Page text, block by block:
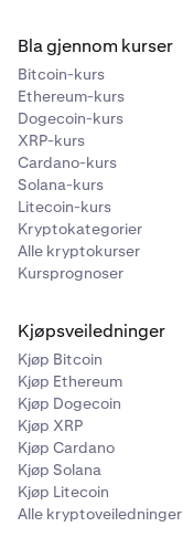
Bla gjennom kurser
Bitcoin-kurs
Ethereum-kurs
Dogecoin-kurs
XRP-kurs
Cardano-kurs
Solana-kurs
Litecoin-kurs
Kryptokategorier
Alle kryptokurser
Kursprognoser
Kjøpsveiledninger
Kjøp Bitcoin
Kjøp Ethereum
Kjøp Dogecoin
Kjøp XRP
Kjøp Cardano
Kjøp Solana
Kjøp Litecoin
Alle kryptoveiledninger